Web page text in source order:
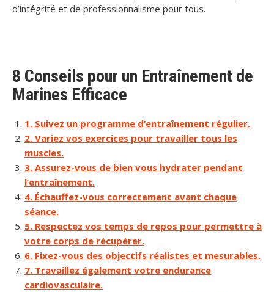
d’intégrité et de professionnalisme pour tous.
8 Conseils pour un Entraînement de
Marines Efficace
1. Suivez un programme d’entraînement régulier.
2. Variez vos exercices pour travailler tous les
muscles.
3. Assurez-vous de bien vous hydrater pendant
l’entraînement.
4. Échauffez-vous correctement avant chaque
séance.
5. Respectez vos temps de repos pour permettre à
votre corps de récupérer.
6. Fixez-vous des objectifs réalistes et mesurables.
7. Travaillez également votre endurance
cardiovasculaire.